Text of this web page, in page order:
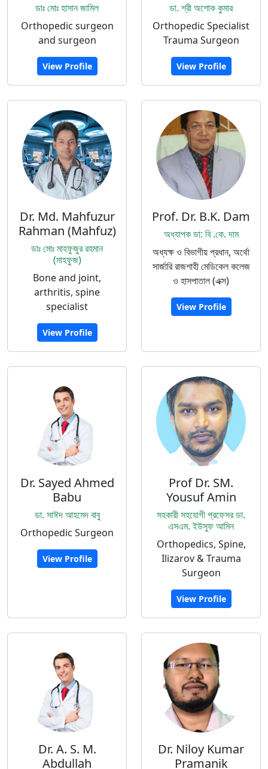
ডাঃ মোঃ হাসান জামিল
Orthopedic surgeon
and surgeon
View Profile
ডা. শ্রী অশোক কুমার
Orthopedic Specialist
Trauma Surgeon
View Profile
Dr. Md. Mahfuzur
Rahman (Mahfuz)
ডাঃ মোঃ মাহফুজুর রহমান
(মাহফুজ)
Bone and joint,
arthritis, spine
specialist
View Profile
Prof. Dr. B.K. Dam
অধ্যাপক ডা: বি .কে. দাম
অধ্যক্ষ ও বিভাগীয় প্রধান, অর্থো
সার্জারি রাজশাহী মেডিকেল কলেজ
ও হাসপাতাল (এক্স)
View Profile
Dr. Sayed Ahmed
Babu
ডা. সাঈদ আহমেদ বাবু
Orthopedic Surgeon
View Profile
Prof Dr. SM.
Yousuf Amin
সহকারী সহযোগী প্রফেসর ডা.
এসএম. ইউসুফ আমিন
Orthopedics, Spine,
Ilizarov & Trauma
Surgeon
View Profile
Dr. A. S. M.
Abdullah
Dr. Niloy Kumar
Pramanik